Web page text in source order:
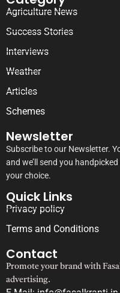
Agriculture News
Success Stories
Interviews
Weather
Articles
Schemes
Newsletter
Subscribe to our Newsletter.
and we’ll send you
your choice.
Quick Links
Privacy policy
Terms and Conditions
Contact
Promote your brand with
advertising.